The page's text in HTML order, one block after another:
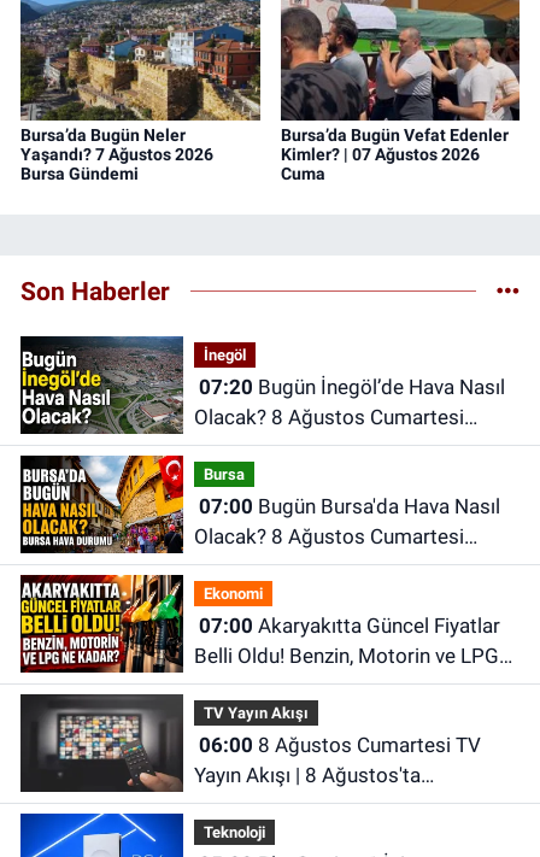
Bursa’da Bugün Neler
Yaşandı? 7 Ağustos 2026
Bursa Gündemi
Bursa’da Bugün Vefat Edenler
Kimler? | 07 Ağustos 2026
Cuma
Son Haberler
İnegöl
07:20
Olacak? 8 Ağustos Cumartesi
İnegöl Hava Durumu
Bursa
07:00
Olacak? 8 Ağustos Cumartesi
İnegöl Hava Durumu
Ekonomi
07:00
Belli Oldu! Benzin, Motorin ve LPG
Ne Kadar?
TV Yayın Akışı
06:00
Yayın Akışı | 8 Ağustos'ta
Televizyonda Neler Var? TRT 1, TV8,
NOW TV, Show TV, ATV, Star TV...
Teknoloji